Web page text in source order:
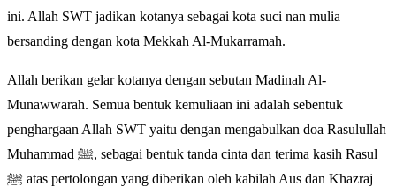
ini. Allah SWT jadikan kotanya sebagai kota suci nan mulia
bersanding dengan kota Mekkah Al-Mukarramah.
Allah berikan gelar kotanya dengan sebutan Madinah Al-
Munawwarah. Semua bentuk kemuliaan ini adalah sebentuk
penghargaan Allah SWT yaitu dengan mengabulkan doa Rasulullah
Muhammad ﷺ, sebagai bentuk tanda cinta dan terima kasih Rasul
ﷺ atas pertolongan yang diberikan oleh kabilah Aus dan Khazraj